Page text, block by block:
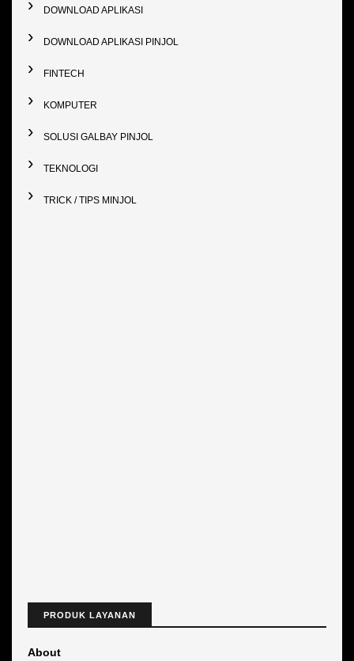
DOWNLOAD APLIKASI
DOWNLOAD APLIKASI PINJOL
FINTECH
KOMPUTER
SOLUSI GALBAY PINJOL
TEKNOLOGI
TRICK / TIPS MINJOL
PRODUK LAYANAN
About